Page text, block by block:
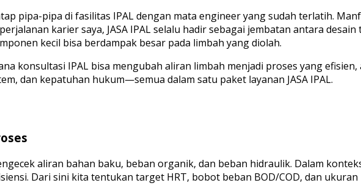
pipa-pipa di fasilitas IPAL dengan mata engineer yang sudah terlatih.
karier saya, JASA IPAL selalu hadir sebagai jembatan antara
kecil bisa berdampak besar pada limbah yang diolah.
konsultasi IPAL bisa mengubah aliran limbah menjadi proses yang
dan kepatuhan hukum—semua dalam satu paket layanan JASA IPAL.
aliran bahan baku, beban organik, dan beban hidraulik. Dalam
Dari sini kita tentukan target HRT, bobot beban BOD/COD, dan